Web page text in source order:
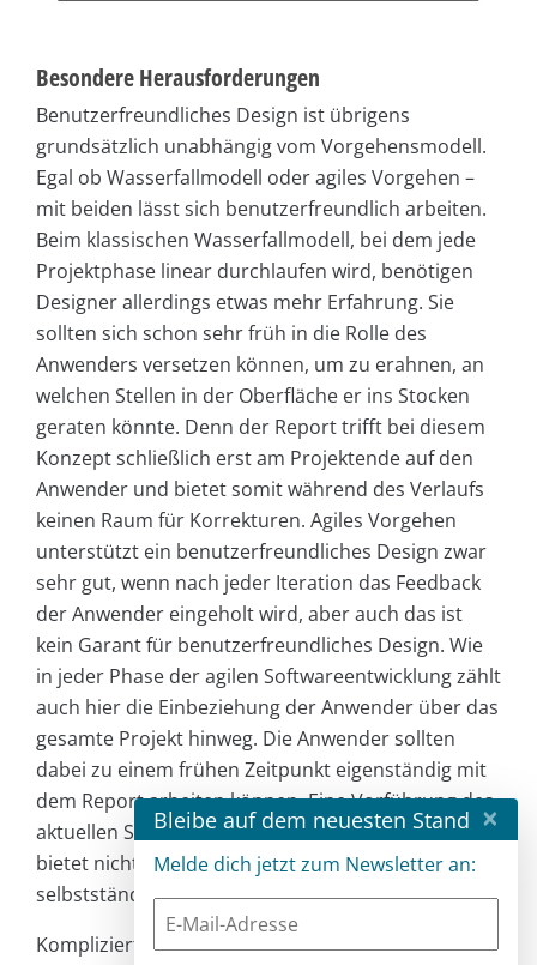
Besondere Herausforderungen
Benutzerfreundliches Design ist übrigens
grundsätzlich unabhängig vom Vorgehensmodell.
Egal ob Wasserfallmodell oder agiles Vorgehen –
mit beiden lässt sich benutzerfreundlich arbeiten.
Beim klassischen Wasserfallmodell, bei dem jede
Projektphase linear durchlaufen wird, benötigen
Designer allerdings etwas mehr Erfahrung. Sie
sollten sich schon sehr früh in die Rolle des
Anwenders versetzen können, um zu erahnen, an
welchen Stellen in der Oberfläche er ins Stocken
geraten könnte. Denn der Report trifft bei diesem
Konzept schließlich erst am Projektende auf den
Anwender und bietet somit während des Verlaufs
keinen Raum für Korrekturen. Agiles Vorgehen
unterstützt ein benutzerfreundliches Design zwar
sehr gut, wenn nach jeder Iteration das Feedback
der Anwender eingeholt wird, aber auch das ist
kein Garant für benutzerfreundliches Design. Wie
in jeder Phase der agilen Softwareentwicklung zählt
auch hier die Einbeziehung der Anwender über das
gesamte Projekt hinweg. Die Anwender sollten
dabei zu einem frühen Zeitpunkt eigenständig mit
dem Report arbeiten können. Eine Vorführung des
aktuellen Stands der Iteration durch den Entwickler
bietet nicht dasselbe Nutzungserlebnis wie eine
selbstständige Navigation.
Kompliziert wird die Umsetzung eines
Bleibe auf dem neuesten Stand ×
Melde dich jetzt zum Newsletter an: